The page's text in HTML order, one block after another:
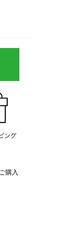
購入